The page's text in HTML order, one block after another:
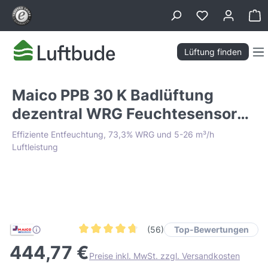
springen
Lüftung finden
Maico PPB 30 K Badlüftung
dezentral WRG Feuchtesensor
DN 182
Effiziente Entfeuchtung, 73,3% WRG und 5-26 m³/h
Luftleistung
Tiefpreis Garantie (56) Top-Bewertungen
444,77 €Preise inkl. MwSt. zzgl. Versandkosten